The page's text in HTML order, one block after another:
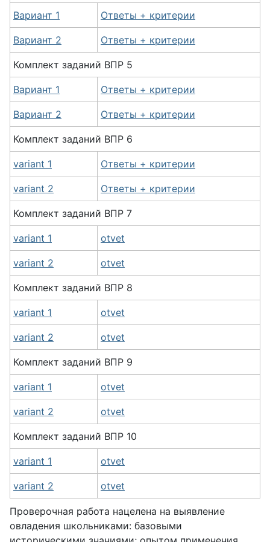
Вариант 1 Ответы + критерии
Вариант 2 Ответы + критерии
Комплект заданий ВПР 5
Вариант 1 Ответы + критерии
Вариант 2 Ответы + критерии
Комплект заданий ВПР 6
variant 1 Ответы + критерии
variant 2 Ответы + критерии
Комплект заданий ВПР 7
variant 1 otvet
variant 2 otvet
Комплект заданий ВПР 8
variant 1 otvet
variant 2 otvet
Комплект заданий ВПР 9
variant 1 otvet
variant 2 otvet
Комплект заданий ВПР 10
variant 1 otvet
variant 2 otvet
Проверочная работа нацелена на выявление
овладения школьниками: базовыми